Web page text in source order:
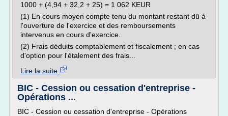
1000 + (4,94 + 32,2 + 25) = 1 062 KEUR
(1) En cours moyen compte tenu du montant restant dû à
l'ouverture de l'exercice et des remboursements
intervenus en cours d'exercice.
(2) Frais déduits comptablement et fiscalement ; en cas
d'option pour l'étalement des frais...
Lire la suite
BIC - Cession ou cessation d'entreprise -
Opérations ...
BIC - Cession ou cessation d'entreprise - Opérations